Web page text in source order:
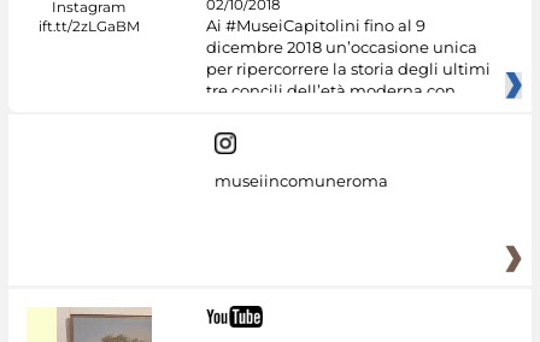
02/10/2018
Ai #MuseiCapitolini fino al 9
dicembre 2018 un’occasione unica
per ripercorrere la storia degli ultimi
tre concili dell’età moderna con
museiincomuneroma